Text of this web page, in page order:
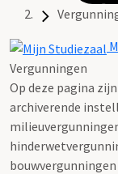
Vergunningen
Op deze pagina
archiverende
bouwvergunningen